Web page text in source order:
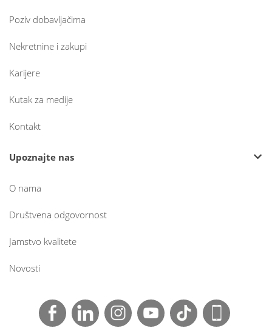
Poziv dobavljačima
Nekretnine i zakupi
Karijere
Kutak za medije
Kontakt
Upoznajte nas
O nama
Društvena odgovornost
Jamstvo kvalitete
Novosti